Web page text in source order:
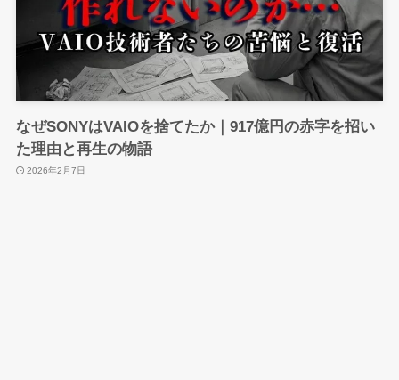
なぜSONYはVAIOを捨てたか｜917億円の赤字を招い
た理由と再生の物語
2026年2月7日